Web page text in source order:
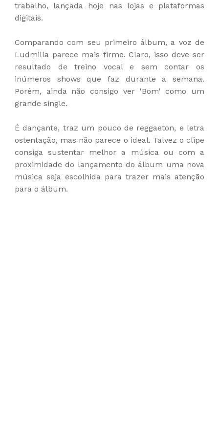
trabalho, lançada hoje nas lojas e plataformas
digitais.
Comparando com seu primeiro álbum, a voz de
Ludmilla parece mais firme. Claro, isso deve ser
resultado de treino vocal e sem contar os
inúmeros shows que faz durante a semana.
Porém, ainda não consigo ver 'Bom' como um
grande single.
É dançante, traz um pouco de reggaeton, e letra
ostentação, mas não parece o ideal. Talvez o clipe
consiga sustentar melhor a música ou com a
proximidade do lançamento do álbum uma nova
música seja escolhida para trazer mais atenção
para o álbum.